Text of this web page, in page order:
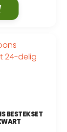
BESTEKSET